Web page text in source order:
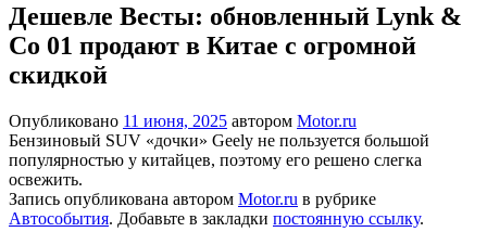
Дешевле Весты: обновленный Lynk &
Co 01 продают в Китае с огромной
скидкой
Опубликовано 11 июня, 2025 автором Motor.ru
Бензиновый SUV «дочки» Geely не пользуется большой
популярностью у китайцев, поэтому его решено слегка
освежить.
Запись опубликована автором Motor.ru в рубрике
Автособытия. Добавьте в закладки постоянную ссылку.